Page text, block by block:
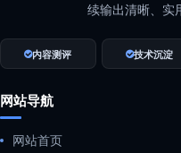
续输出清晰、实
内容测评 技术沉淀
网站导航
网站首页